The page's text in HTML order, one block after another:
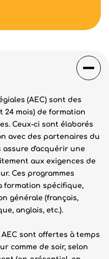
(AEC) sont des
24 mois) de formation
Ceux-ci sont élaborés
avec des partenaires du
assure d'acquérir une
aux exigences de
Ces programmes
formation spécifique,
générale (français,
anglais, etc.).
sont offertes à temps
comme de soir, selon